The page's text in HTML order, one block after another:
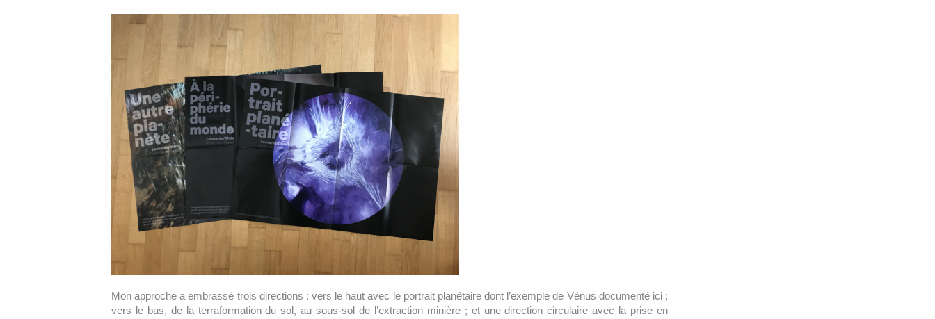
Mon approche a embrassé trois directions : vers le haut avec le portrait planétaire dont l’exemple de Vénus documenté ici ;
vers le bas, de la terraformation du sol, au sous-sol de l’extraction minière ; et une direction circulaire avec la prise en